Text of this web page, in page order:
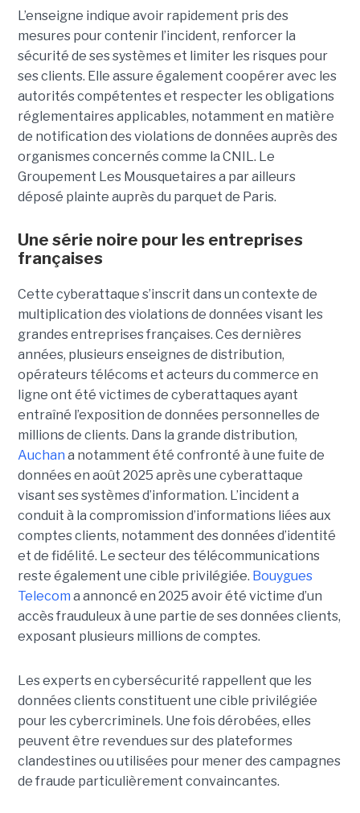
L’enseigne indique avoir rapidement pris des
mesures pour contenir l’incident, renforcer la
sécurité de ses systèmes et limiter les risques pour
ses clients. Elle assure également coopérer avec les
autorités compétentes et respecter les obligations
réglementaires applicables, notamment en matière
de notification des violations de données auprès des
organismes concernés comme la CNIL. Le
Groupement Les Mousquetaires a par ailleurs
déposé plainte auprès du parquet de Paris.
Une série noire pour les entreprises
françaises
Cette cyberattaque s’inscrit dans un contexte de
multiplication des violations de données visant les
grandes entreprises françaises. Ces dernières
années, plusieurs enseignes de distribution,
opérateurs télécoms et acteurs du commerce en
ligne ont été victimes de cyberattaques ayant
entraîné l’exposition de données personnelles de
millions de clients. Dans la grande distribution,
Auchan a notamment été confronté à une fuite de
données en août 2025 après une cyberattaque
visant ses systèmes d’information. L’incident a
conduit à la compromission d’informations liées aux
comptes clients, notamment des données d’identité
et de fidélité. Le secteur des télécommunications
reste également une cible privilégiée. Bouygues
Telecom a annoncé en 2025 avoir été victime d’un
accès frauduleux à une partie de ses données clients,
exposant plusieurs millions de comptes.
Les experts en cybersécurité rappellent que les
données clients constituent une cible privilégiée
pour les cybercriminels. Une fois dérobées, elles
peuvent être revendues sur des plateformes
clandestines ou utilisées pour mener des campagnes
de fraude particulièrement convaincantes.